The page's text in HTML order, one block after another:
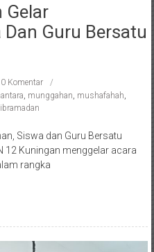
Gelar
Guru Bersatu
0 Komentar
, munggahan, mushafahah,
Siswa dan Guru Bersatu
12 Kuningan menggelar acara
rangka